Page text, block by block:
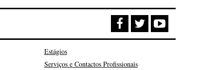
Estágios
Serviços e Contactos Profissionais